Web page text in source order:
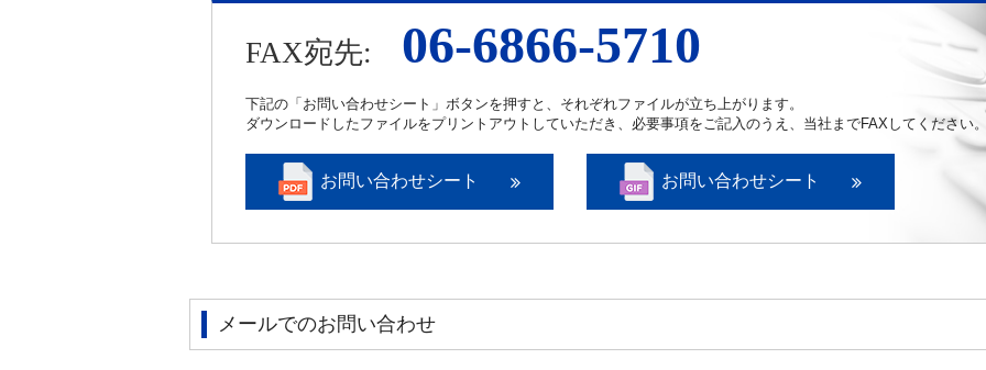
FAX宛先: 06-6866-5710
下記の「お問い合わせシート」ボタンを押すと、それぞれファイルが立ち上がります。
ダウンロードしたファイルをプリントアウトしていただき、必要事項をご記入のうえ、当社までFAXしてください。
お問い合わせシート お問い合わせシート
メールでのお問い合わせ